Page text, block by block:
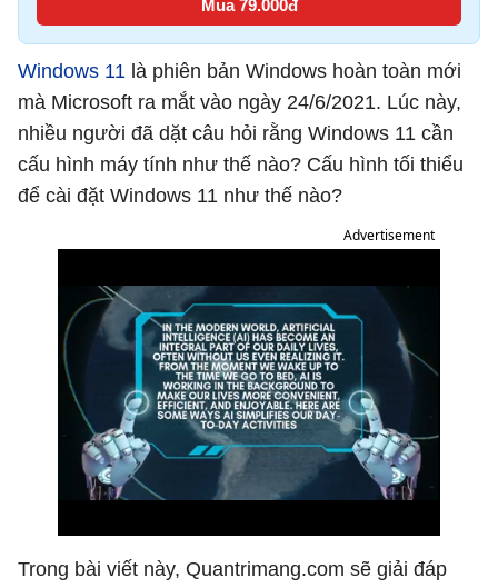
Mua 79.000đ
Windows 11 là phiên bản Windows hoàn toàn mới
mà Microsoft ra mắt vào ngày 24/6/2021. Lúc này,
nhiều người đã dặt câu hỏi rằng Windows 11 cần
cấu hình máy tính như thế nào? Cấu hình tối thiểu
để cài đặt Windows 11 như thế nào?
Advertisement
Trong bài viết này, Quantrimang.com sẽ giải đáp